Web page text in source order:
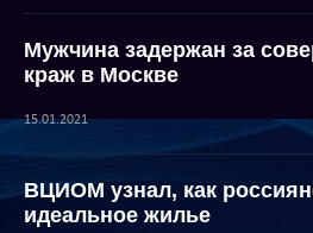
Мужчина задержан за
краж в Москве
15.01.2021
ВЦИОМ узнал, как
идеальное жилье